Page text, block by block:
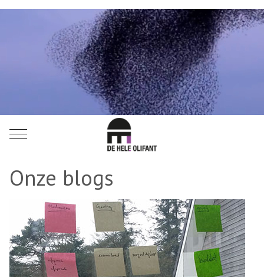
Mobile Menu Toggle
Onze blogs